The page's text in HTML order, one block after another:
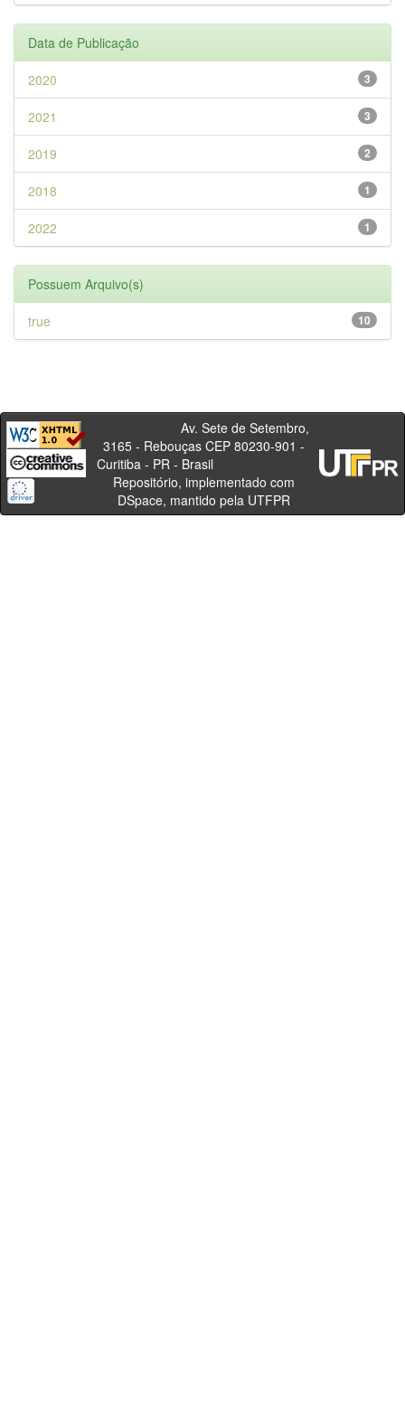
Data de Publicação
3
2020
3
2021
2
2019
1
2018
1
2022
Possuem Arquivo(s)
10
true
Av. Sete de Setembro,
3165 - Rebouças CEP 80230-901 -
Curitiba - PR - Brasil
Repositório, implementado com
DSpace, mantido pela UTFPR